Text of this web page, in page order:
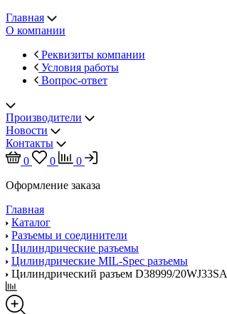
Главная
О компании
Реквизиты компании
Условия работы
Вопрос-ответ
Производители
Новости
Контакты
0
0
0
Оформление заказа
Главная
Каталог
Разъемы и соединители
Цилиндрические разъемы
Цилиндрические MIL-Spec разъемы
Цилиндрический разъем D38999/20WJ33SA